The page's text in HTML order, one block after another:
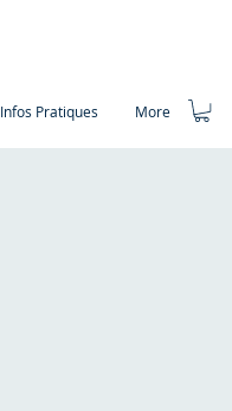
Infos Pratiques More